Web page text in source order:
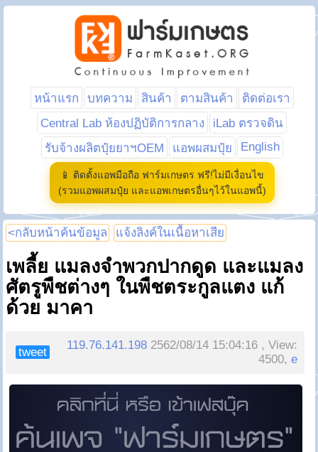
หน้าแรก บทความ สินค้า ตามสินค้า
ติดต่อเรา
Central Lab ห้องปฏิบัติการกลาง
iLab ตรวจดิน
รับจ้างผลิตปุ๋ยยาฯOEM
แอพผสมปุ๋ย English
📱 ติดตั้งแอพมือถือ ฟาร์มเกษตร ฟรี!ไม่มีเงื่อนไข
(รวมแอพผสมปุ๋ย และแอพเกษตรอื่นๆไว้ในแอพนี้)
<กลับหน้าค้นข้อมูล แจ้งลิงค์ในเนื้อหาเสีย
เพลี้ย แมลงจำพวกปากดูด และแมลง
ศัตรูพืชต่างๆ ในพืชตระกูลแตง แก้
ด้วย มาคา
tweet
119.76.141.198 2562/08/14 15:04:16 , View:
4500,e